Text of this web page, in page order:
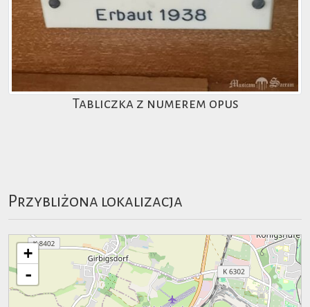
Tabliczka z numerem opus
Przybliżona lokalizacja
+
-